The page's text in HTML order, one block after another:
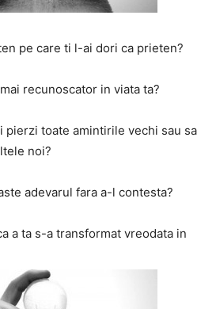
pe care ti l-ai dori ca prieten?
recunoscator in viata ta?
pierzi toate amintirile vechi sau sa
noi?
adevarul fara a-l contesta?
a ta s-a transformat vreodata in